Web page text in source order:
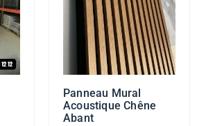
Panneau Mural
Acoustique Chêne
Abant